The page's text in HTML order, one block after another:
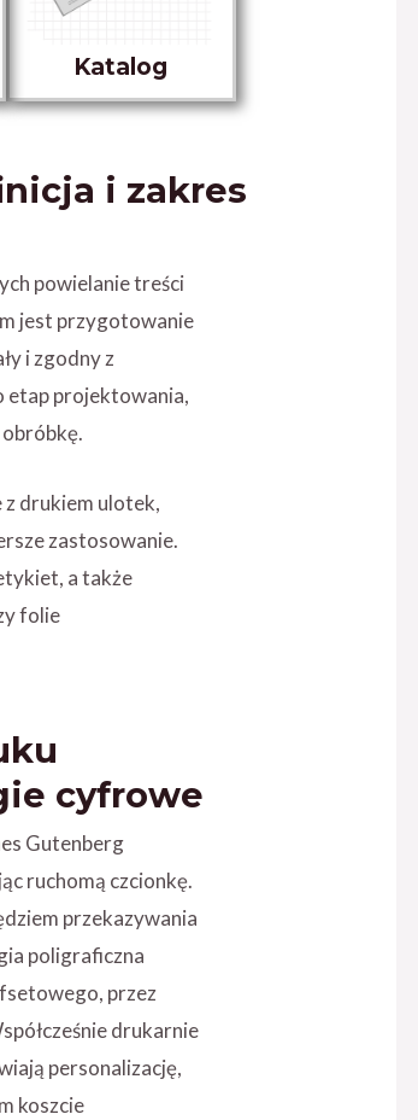
Katalog
i zakres
powielanie treści
jest przygotowanie
i zgodny z
etap projektowania,
z drukiem ulotek,
zastosowanie.
a także
folie
cyfrowe
Gutenberg
ruchomą czcionkę.
przekazywania
poligraficzna
przez
drukarnie
personalizację,
koszcie